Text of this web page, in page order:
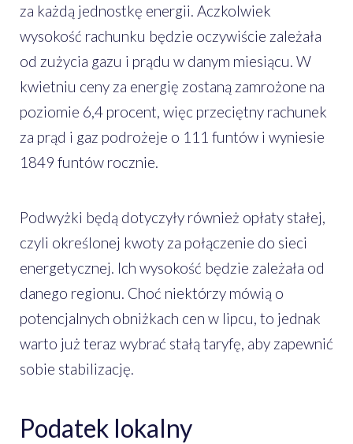
za każdą jednostkę energii. Aczkolwiek
wysokość rachunku będzie oczywiście zależała
od zużycia gazu i prądu w danym miesiącu. W
kwietniu ceny za energię zostaną zamrożone na
poziomie 6,4 procent, więc przeciętny rachunek
za prąd i gaz podrożeje o 111 funtów i wyniesie
1849 funtów rocznie.
Podwyżki będą dotyczyły również opłaty stałej,
czyli określonej kwoty za połączenie do sieci
energetycznej. Ich wysokość będzie zależała od
danego regionu. Choć niektórzy mówią o
potencjalnych obniżkach cen w lipcu, to jednak
warto już teraz wybrać stałą taryfę, aby zapewnić
sobie stabilizację.
Podatek lokalny